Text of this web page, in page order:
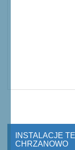
INSTALACJE
CHRZANOWO